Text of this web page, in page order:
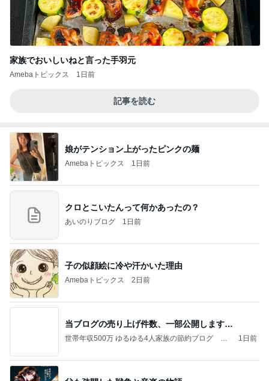
家族でおいしいねと言った手羽元
Amebaトピックス 1日前
記事を読む
娘がテンション上がったピンクの麺
Amebaトピックス 1日前
クロとこいたんって何かあったの？
あいのりブログ 1日前
子の似顔絵に冷や汗かいた理由
Amebaトピックス 2日前
当ブログの売り上げ件数、一部公開します…
世帯年収500万 ゆるゆる4人家族の節約ブログ 〜
1日前